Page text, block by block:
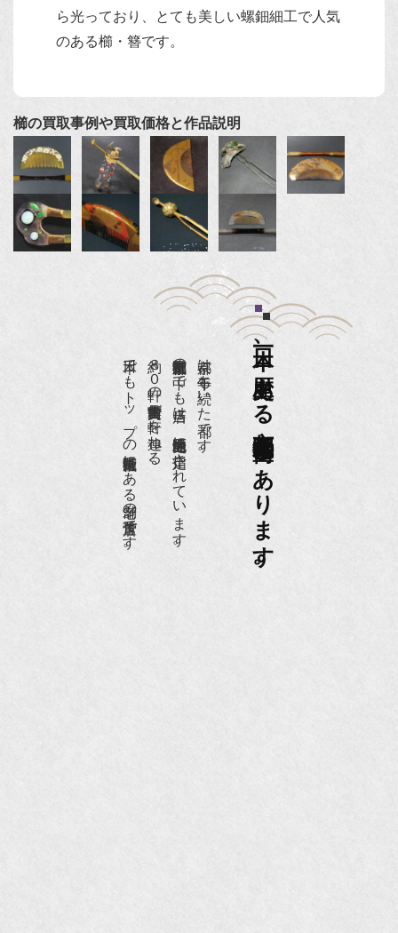
ら光っており、とても美しい螺鈿細工で人気
のある櫛・簪です。
櫛の買取事例や買取価格と作品説明
日本一、歴史ある
京都祇園骨董街にあります。
京都は千年も続いた都です。
京都祇園骨董街の中でも当店は、歴史的保全地区に指定されています。
約８０軒の古美術骨董商が軒を連ねる、
日本でもトップの祇園骨董街にある老舗の骨董店です。